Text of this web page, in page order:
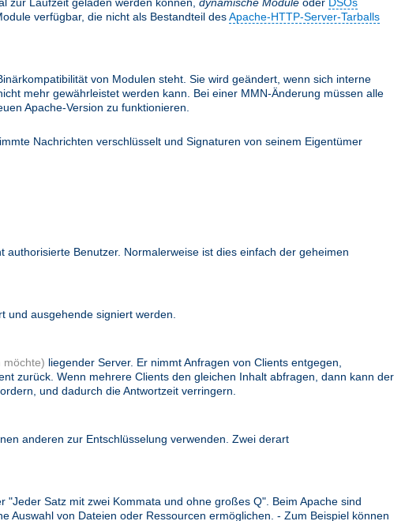
verfügbar, die nicht als Bestandteil desApache-HTTP-Server-Tarballs
von Modulen steht. Sie wird geändert, wenn sich interne
mehr gewährleistet werden kann. Bei einer MMN-Änderung müssen alle
Apache-Version zu funktionieren.
Nachrichten verschlüsselt und Signaturen von seinem Eigentümer
Benutzer. Normalerweise ist dies einfach der geheimen
und ausgehende signiert werden.
möchte) liegender Server. Er nimmt Anfragen von Clients entgegen,
zurück. Wenn mehrere Clients den gleichen Inhalt abfragen, dann kann der
und dadurch die Antwortzeit verringern.
anderen zur Entschlüsselung verwenden. Zwei derart
Satz mit zwei Kommata und ohne großes Q". Beim Apache sind
Auswahl von Dateien oder Ressourcen ermöglichen. - Zum Beispiel können